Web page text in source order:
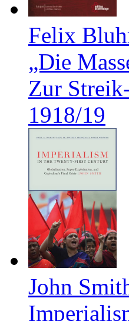
Felix
„Die
Zur
1918/19
John